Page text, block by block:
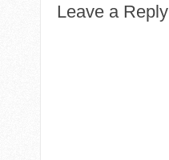
Leave a Reply